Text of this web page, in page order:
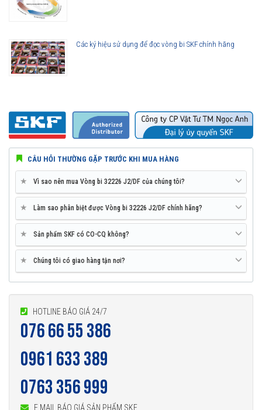
Các ký hiệu sử dụng để đọc vòng bi SKF chính hãng
CÂU HỎI THƯỜNG GẶP TRƯỚC KHI MUA HÀNG
★ Vì sao nên mua Vòng bi 32226 J2/DF của chúng tôi?
★ Làm sao phân biệt được Vòng bi 32226 J2/DF chính hãng?
★ Sản phẩm SKF có CO-CQ không?
★ Chúng tôi có giao hàng tận nơi?
HOTLINE BÁO GIÁ 24/7
076 66 55 386
0961 633 389
0763 356 999
E MAIL BÁO GIÁ SẢN PHẨM SKF